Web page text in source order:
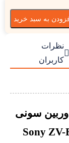
به سبد خرید

نظرات
کاربران
سونی
Sony